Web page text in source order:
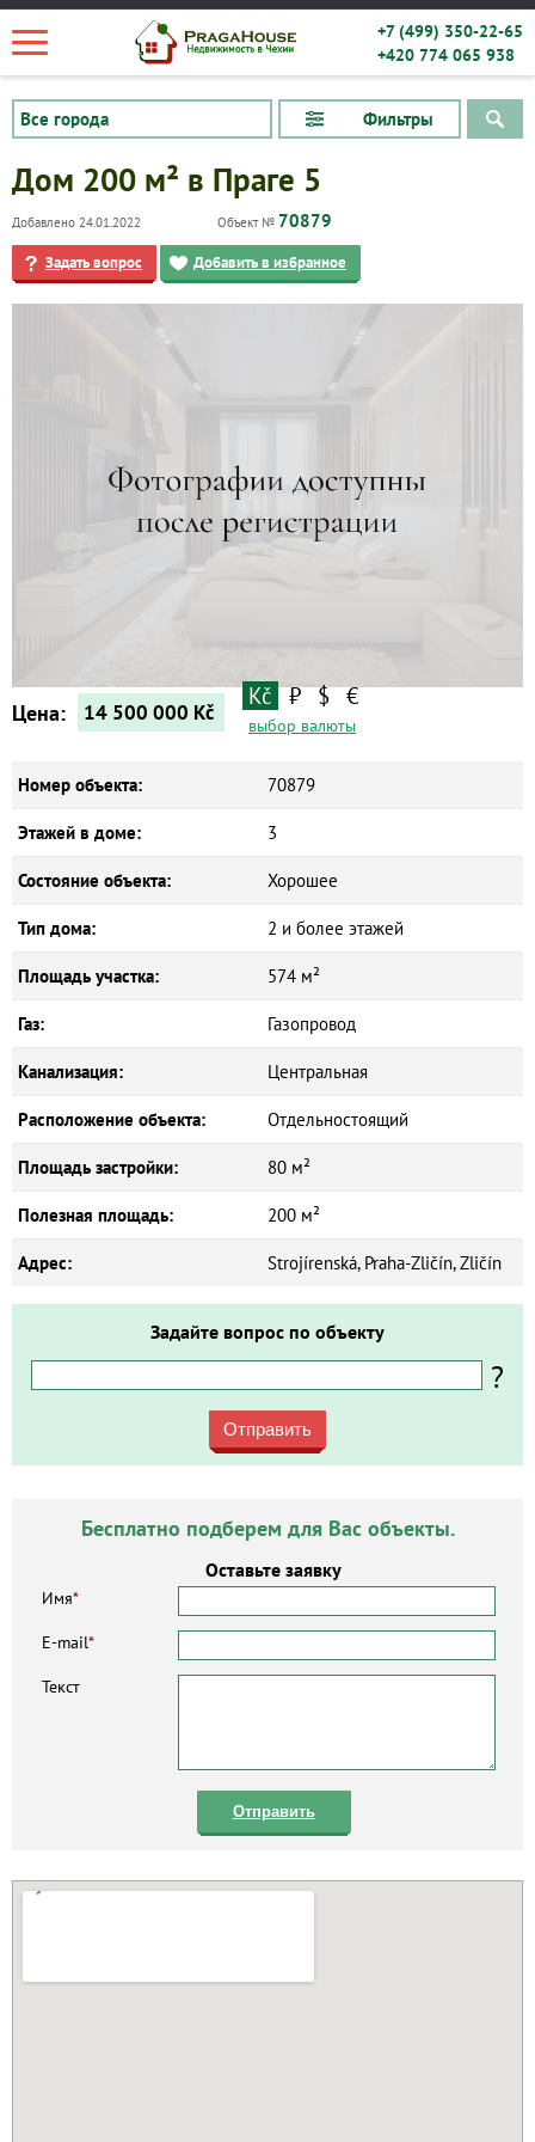
+7 (499) 350-22-65
+420 774 065 938
Фильтры
Дом 200 м² в Праге 5
Добавлено 24.01.2022 Объект № 70879
Задать вопрос Добавить в избранное
Цена: 14 500 000 Kč
Kč ₽ $ €
выбор валюты
Номер объекта: 70879
Этажей в доме: 3
Состояние объекта: Хорошее
Тип дома: 2 и более этажей
Площадь участка: 574 м²
Газ: Газопровод
Канализация: Центральная
Расположение объекта: Отдельностоящий
Площадь застройки: 80 м²
Полезная площадь: 200 м²
Адрес: Strojírenská, Praha-Zličín, Zličín
Задайте вопрос по объекту
?
Отправить
Бесплатно подберем для Вас объекты.
Оставьте заявку
Имя*
E-mail*
Текст
Отправить